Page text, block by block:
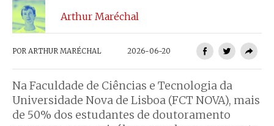
Arthur Maréchal
POR ARTHUR MARÉCHAL 2026-06-20
Na Faculdade de Ciências e Tecnologia da
Universidade Nova de Lisboa (FCT NOVA), mais
de 50% dos estudantes de doutoramento